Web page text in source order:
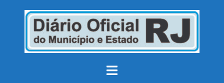
conteúdo
Toggle